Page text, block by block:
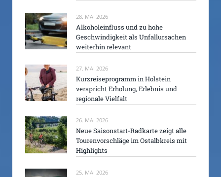
28. MAI 2026
Alkoholeinfluss und zu hohe
Geschwindigkeit als Unfallursachen
weiterhin relevant
27. MAI 2026
Kurzreiseprogramm in Holstein
verspricht Erholung, Erlebnis und
regionale Vielfalt
26. MAI 2026
Neue Saisonstart-Radkarte zeigt alle
Tourenvorschläge im Ostalbkreis mit
Highlights
25. MAI 2026